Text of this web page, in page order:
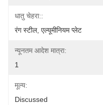
धातु चेहरा::
रंग स्टील, एल्यूमीनियम प्लेट
न्यूनतम आदेश मात्रा:
1
मूल्य:
Discussed